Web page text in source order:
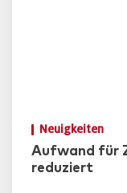
Neuigkeiten
Aufwand für
reduziert